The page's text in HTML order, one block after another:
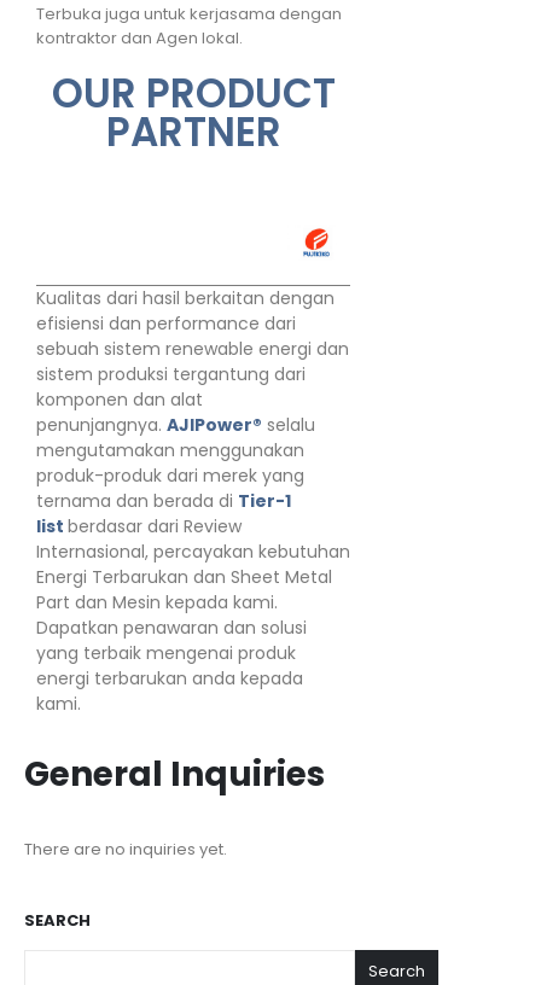
Terbuka juga untuk kerjasama dengan
kontraktor dan Agen lokal.
OUR PRODUCT
PARTNER
Kualitas dari hasil berkaitan dengan
efisiensi dan performance dari
sebuah sistem renewable energi dan
sistem produksi tergantung dari
komponen dan alat
penunjangnya. AJIPower® selalu
mengutamakan menggunakan
produk-produk dari merek yang
ternama dan berada di Tier-1
list berdasar dari Review
Internasional, percayakan kebutuhan
Energi Terbarukan dan Sheet Metal
Part dan Mesin kepada kami.
Dapatkan penawaran dan solusi
yang terbaik mengenai produk
energi terbarukan anda kepada
kami.
General Inquiries
There are no inquiries yet.
SEARCH
Search